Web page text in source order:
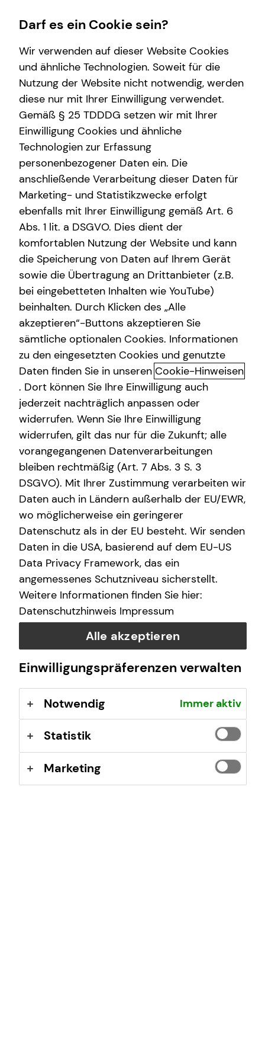
Finanzberatung
Investment
Kapitalanlage Immobilien
Immobilienfinanzierung
Altersvorsorge
Arbeitskraftabsicherung
Kindervorsorge
Spezialisten-Netzwerk
Videoberatung
Service
Kundenportal
Schadenabwicklung
Wissenswertes
Über mich
Über tecis
Podcast
Interview
Das ist tecis
Dürfen wir uns kurz vorstellen? Wir sind tecis – die
Finanzberatung deiner Generation – und begleiten dich
auf deinem Weg in eine finanziell selbstbestimmte
Zukunft. Altersvorsorge, Absicherung, Vermögensaufbau,
Immobilienfinanzierung – wir sind Ansprechpartner für
die finanziellen Fragen in deinem Leben.
Gegründet wurde die tecis Finanzdienstleistungen AG
bereits 1986 in Hamburg. Heute sind wir mit über 3.900
lizenzierten Finanzberaterinnen und Finanzberatern
deutschlandweit vertreten. Uns verbindet die
Leidenschaft für das, was wir tun. Unsere Mission dabei
ist es, den nachfolgenden Generationen eine bessere
finanzielle Zukunft zu ermöglichen.
Wir arbeiten an über 400 Standorten, sind untereinander
eng vernetzt und von Nord nach Süd und von West nach
Ost mit vielen Teams vertreten.
tecis im Überblick
40 Jahre Erfahrung am Markt
Deutschlandweit an über 400 Standorten vertreten
Unsere Beratungsphilosophie: Wir beraten unsere
Kundinnen und Kunden so, wie wir auch selbst
beraten werden möchten – ehrlich,
chancenorientiert, leidenschaftlich und kompetent.
tecis Finanzberatung
Darf es ein Cookie sein?
Wir verwenden auf dieser Website Cookies
und ähnliche Technologien. Soweit für die
Nutzung der Website nicht notwendig, werden
diese nur mit Ihrer Einwilligung verwendet.
Gemäß § 25 TDDDG setzen wir mit Ihrer
Einwilligung Cookies und ähnliche
Technologien zur Erfassung
personenbezogener Daten ein. Die
anschließende Verarbeitung dieser Daten für
Marketing- und Statistikzwecke erfolgt
ebenfalls mit Ihrer Einwilligung gemäß Art. 6
Abs. 1 lit. a DSGVO. Dies dient der
komfortablen Nutzung der Website und kann
die Speicherung von Daten auf Ihrem Gerät
sowie die Übertragung an Drittanbieter (z.B.
bei eingebetteten Inhalten wie YouTube)
beinhalten. Durch Klicken des „Alle
akzeptieren“-Buttons akzeptieren Sie
sämtliche optionalen Cookies. Informationen
zu den eingesetzten Cookies und genutzte
Daten finden Sie in unseren Cookie-Hinweisen
. Dort können Sie Ihre Einwilligung auch
jederzeit nachträglich anpassen oder
widerrufen. Wenn Sie Ihre Einwilligung
widerrufen, gilt das nur für die Zukunft; alle
vorangegangenen Datenverarbeitungen
bleiben rechtmäßig (Art. 7 Abs. 3 S. 3
DSGVO). Mit Ihrer Zustimmung verarbeiten wir
Daten auch in Ländern außerhalb der EU/EWR,
wo möglicherweise ein geringerer
Datenschutz als in der EU besteht. Wir senden
Daten in die USA, basierend auf dem EU-US
Data Privacy Framework, das ein
angemessenes Schutzniveau sicherstellt.
Weitere Informationen finden Sie hier:
Datenschutzhinweis Impressum
Alle akzeptieren
Einwilligungspräferenzen verwalten
Notwendig Immer aktiv
Statistik
Marketing